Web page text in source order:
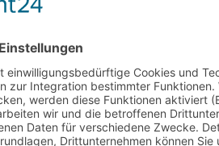
an den
anschließend wurde
abschnittsweise die
von 30 cm zur Fassade